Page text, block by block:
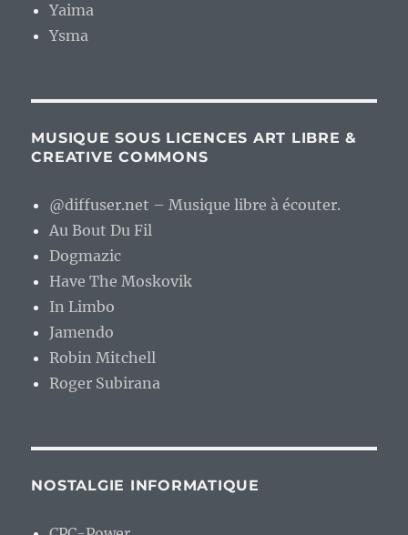
Yaima
Ysma
MUSIQUE SOUS LICENCES ART LIBRE &
CREATIVE COMMONS
@diffuser.net – Musique libre à écouter.
Au Bout Du Fil
Dogmazic
Have The Moskovik
In Limbo
Jamendo
Robin Mitchell
Roger Subirana
NOSTALGIE INFORMATIQUE